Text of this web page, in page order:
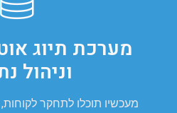
מערכת תיוג
וניהול
מעכשיו תוכלו לתחקר